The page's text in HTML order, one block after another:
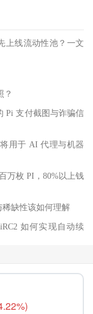
上线流动性池？一文
？
Pi 支付截图与诈骗信
用于 AI 代理与机器
万枚 PI，80%以上钱
缺性该如何理解
如何实现自动续